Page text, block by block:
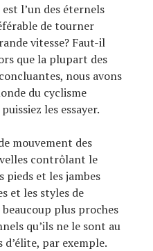
l’un des éternels
de tourner
vitesse? Faut-il
que la plupart des
nous avons
du cyclisme
les essayer.
mouvement des
contrôlant le
pieds et les jambes
et les styles de
plus proches
qu’ils ne le sont au
d’élite, par exemple.